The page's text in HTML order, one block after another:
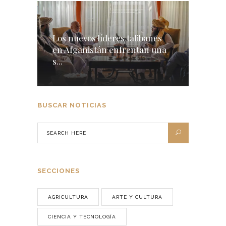
Los nuevos líderes talibanes
en Afganistán enfrentan una
s...
BUSCAR NOTICIAS
SECCIONES
AGRICULTURA ARTE Y CULTURA
CIENCIA Y TECNOLOGÍA